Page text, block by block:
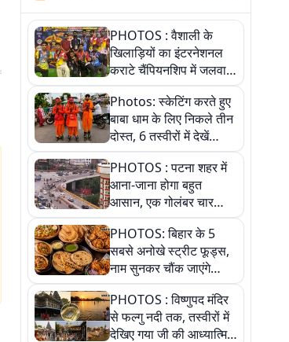
PHOTOS : वैशाली के
खिलाड़ियों का इंटरनेशनल
कराटे चैंपियनशिप में जलवा,
जीते 9 पदक, पांच तस्वीर से
देखिए पूरा खेल
Photos: स्केटिंग करते हुए
बाबा धाम के लिए निकले तीन
दोस्त, 6 तस्वीरों में देखें
आस्था और जुनून की कहानी
PHOTOS : पटना शहर में
आना-जाना होगा बहुत
आसान, एक गोलंबर चार
फ्लाईओवर को जोड़ेगा
PHOTOS: बिहार के 5
सबसे अनोखे स्ट्रीट फूड्स,
नाम सुनकर चौंक जाएंगे
लेकिन स्वाद ऐसा कि बार-बार
खाने का करेगा मन
PHOTOS : विष्णुपद मंदिर
से फल्गु नदी तक, तस्वीरों में
देखिए गया जी की आध्यात्मिक